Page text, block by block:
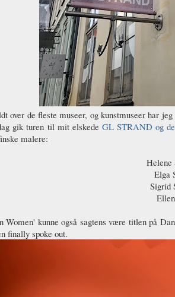
over de fleste museer, og kunstmuseer har
gik turen til mit elskede GL STRAND og
malere:
Helene
Elga
Sigrid
Women' kunne også sagtens være titlen på
finally spoke out.